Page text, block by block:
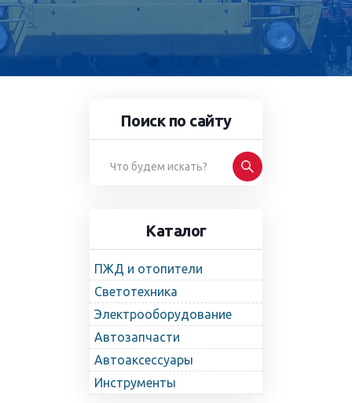
Поиск по сайту
Каталог
ПЖД и отопители
Светотехника
Электрооборудование
Автозапчасти
Автоаксессуары
Инструменты